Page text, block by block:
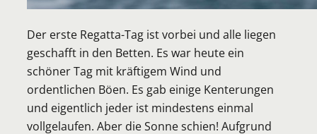
Der erste Regatta-Tag ist vorbei und alle liegen
geschafft in den Betten. Es war heute ein
schöner Tag mit kräftigem Wind und
ordentlichen Böen. Es gab einige Kenterungen
und eigentlich jeder ist mindestens einmal
vollgelaufen. Aber die Sonne schien! Aufgrund